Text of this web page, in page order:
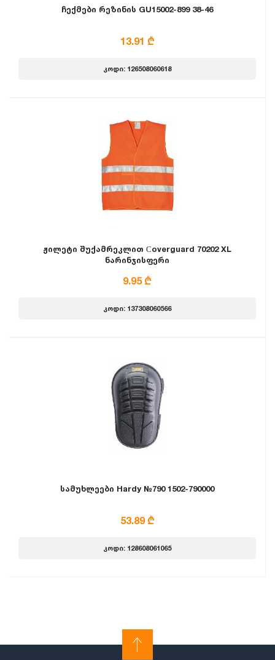
ჩექმები რეზინის GU15002-899 38-46
13.91 ₾
კოდი: 126508060618
ჟილეტი შუქამრეკლით Сoverguard 70202 XL
ნარინჯისფერი
9.95 ₾
კოდი: 137308060566
სამუხლეები Hardy №790 1502-790000
53.89 ₾
კოდი: 128608061065